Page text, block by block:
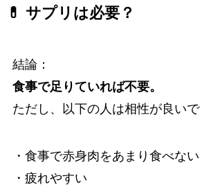
💊 サプリは必要？
結論：
食事で足りていれば不要。
ただし、以下の人は相性が良いで
・食事で赤身肉をあまり食べない
・疲れやすい